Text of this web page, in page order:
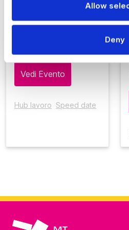
Allow
Deny
Foyer Paer, Paganini
Vedi Evento
Hub lavoro Speed date